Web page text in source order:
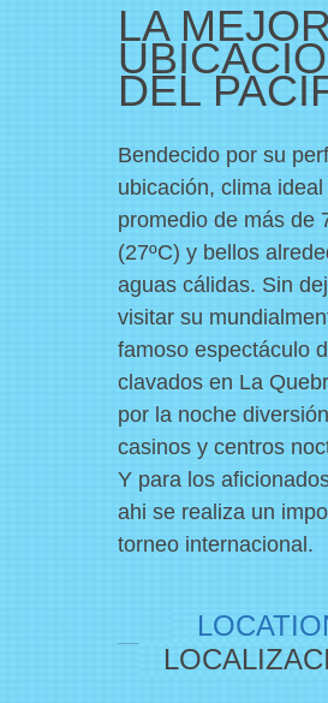
morbi
Pellentesque habitant morbi
senectus et netus et malesuada
turpis egestas. Vestibulum
LA MEJOR
DEL
Bendecido por su
ubicación, clima ideal
promedio de más de
(27ºC) y bellos
aguas cálidas. Sin
visitar su
famoso espectáculo
clavados en La
por la noche
casinos y centros
Y para los
ahi se realiza un
torneo internacional.
Pellentesque habitant morbi
December 08, 2011